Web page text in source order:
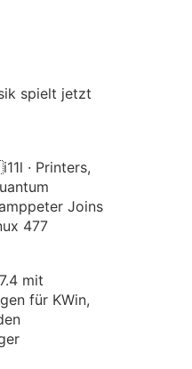
spielt jetzt
· Printers,
Joins
477
mit
für KWin,